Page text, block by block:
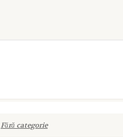
Fără categorie